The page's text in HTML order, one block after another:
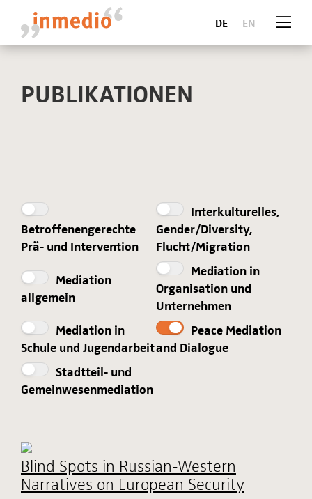
DE EN
PUBLIKATIONEN
Betroffenengerechte
Prä- und Intervention
Interkulturelles,
Gender/Diversity,
Flucht/Migration
Mediation
allgemein
Mediation in
Organisation und
Unternehmen
Mediation in
Schule und Jugendarbeit
Peace Mediation
and Dialogue
Stadtteil- und
Gemeinwesenmediation
Blind Spots in Russian-Western
Narratives on European Security